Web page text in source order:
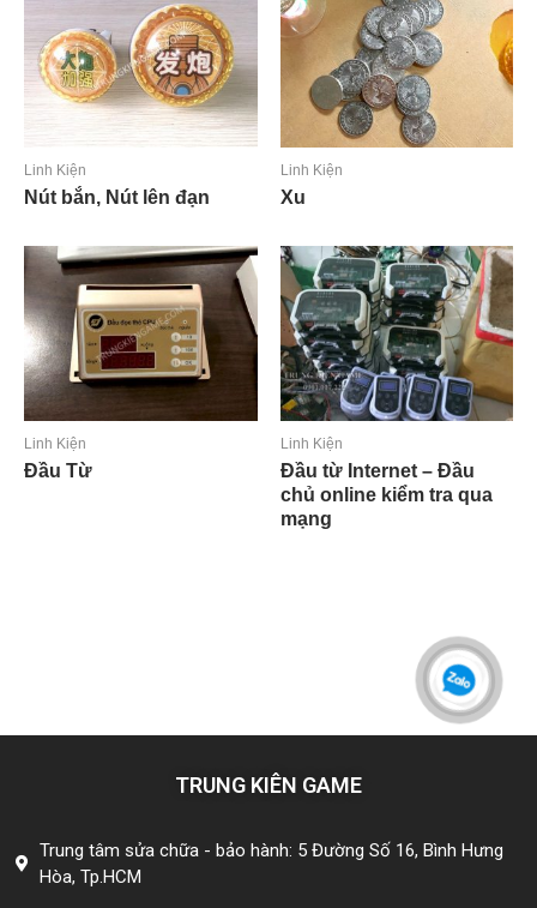
Linh Kiện
Nút bắn, Nút lên đạn
Linh Kiện
Xu
Linh Kiện
Đầu Từ
Linh Kiện
Đầu từ Internet – Đầu
chủ online kiểm tra qua
mạng
TRUNG KIÊN GAME
Trung tâm sửa chữa - bảo hành: 5 Đường Số 16, Bình Hưng
Hòa, Tp.HCM